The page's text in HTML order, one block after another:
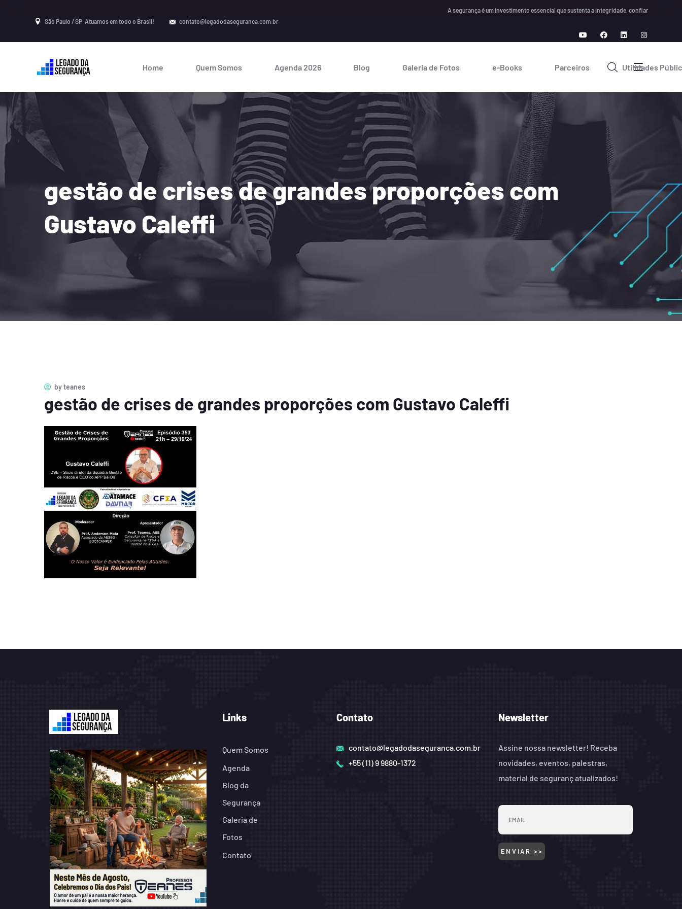
São Paulo / SP. Atuamos em todo o Brasil! contato@legadodaseguranca.com.br
A segurança é um investimento essencial que sustenta a integridade, confiança e crescimento
Home Quem Somos Agenda 2026 Blog Galeria de Fotos e-Books Parceiros Utilidades
gestão de crises de grandes proporções com
Gustavo Caleffi
byteanes
gestão de crises de grandes proporções com Gustavo Caleffi
Links
Quem Somos
Agenda
Blog da
Segurança
Galeria de
Fotos
Contato
Contato
contato@legadodaseguranca.com.br
+55 (11) 9 9880-1372
Newsletter
Assine nossa newsletter! Receba
novidades, eventos, palestras,
material de seguranç atualizados!